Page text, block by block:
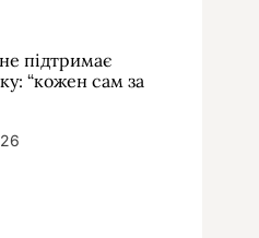
підтримає
“кожен сам за